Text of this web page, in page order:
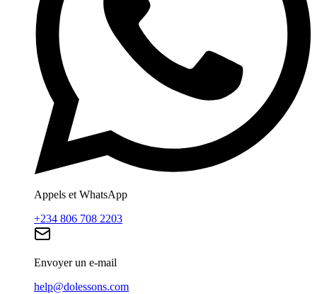
Appels et WhatsApp
+234 806 708 2203
Envoyer un e-mail
help@dolessons.com